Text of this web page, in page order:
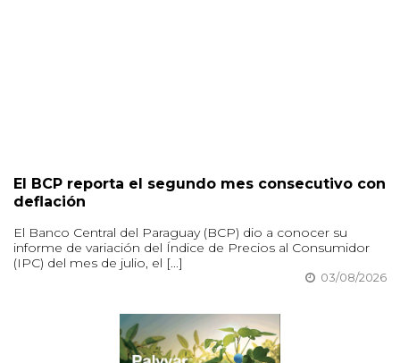
El BCP reporta el segundo mes consecutivo con
deflación
El Banco Central del Paraguay (BCP) dio a conocer su
informe de variación del Índice de Precios al Consumidor
(IPC) del mes de julio, el [...]
03/08/2026